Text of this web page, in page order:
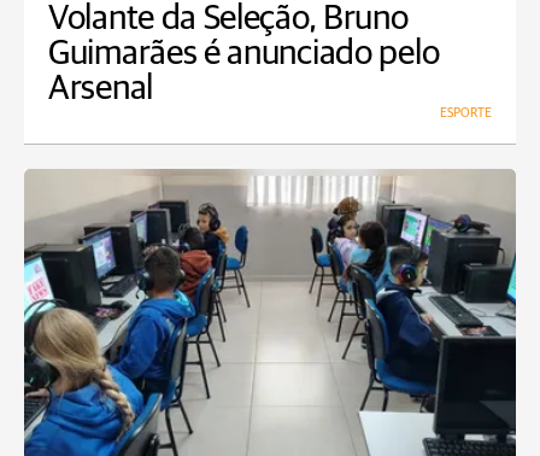
Volante da Seleção, Bruno
Guimarães é anunciado pelo
Arsenal
ESPORTE